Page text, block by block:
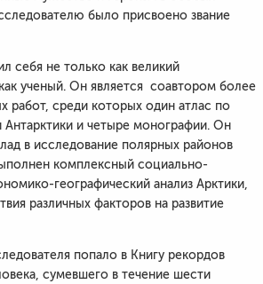
было присвоено звание
себя не только как великий
ученый. Он является соавтором более
работ, среди которых один атлас по
Антарктики и четыре монографии. Он
в исследование полярных районов
комплексный социально-
географический анализ Арктики,
различных факторов на развитие
попало в Книгу рекордов
сумевшего в течение шести